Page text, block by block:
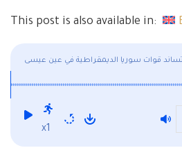
This post is also available in:
قوات سوريا الديمقراطية في عين عيسى
x1